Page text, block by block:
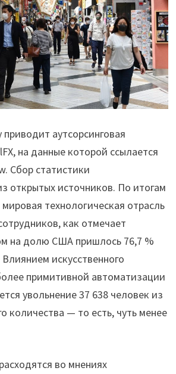
аутсорсинговая
на данные которой ссылается
Сбор статистики
открытых источников. По итогам
технологическая отрасль
как отмечает
на долю США пришлось 76,7 %
искусственного
примитивной автоматизации
увольнение 37 638 человек из
количества — то есть, чуть менее
во мнениях